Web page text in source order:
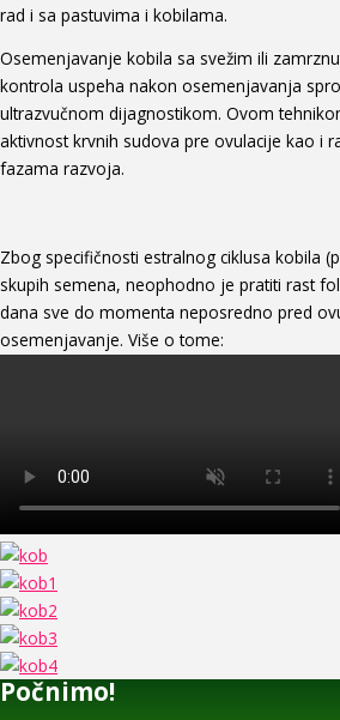
rad i sa pastuvima i kobilama.
Osemenjavanje kobila sa svežim ili
kontrola uspeha nakon osemenjavanja
ultrazvučnom dijagnostikom. Ovom
aktivnost krvnih sudova pre ovulacije kao i
fazama razvoja.
Zbog specifičnosti estralnog ciklusa kobila
skupih semena, neophodno je pratiti rast
dana sve do momenta neposredno pred
osemenjavanje. Više o tome:
Počnimo!